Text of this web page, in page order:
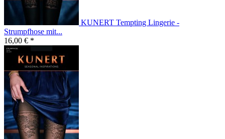
KUNERT Tempting Lingerie -
Strumpfhose mit...
16,00 € *